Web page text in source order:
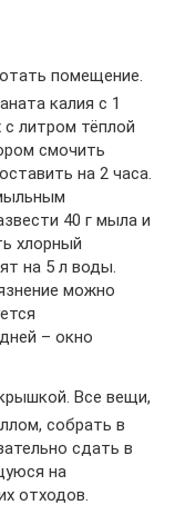
помещение.
калия с 1
с литром тёплой
смочить
на 2 часа.
40 г мыла и
хлорный
на 5 л воды.
можно
– окно
Все вещи,
собрать в
сдать в
на
отходов.